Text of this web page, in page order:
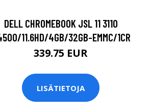
DELL CHROMEBOOK JSL 11 3110
11.6HD/4GB/32GB-EMMC/1CR
339.75 EUR
LISÄTIETOJA